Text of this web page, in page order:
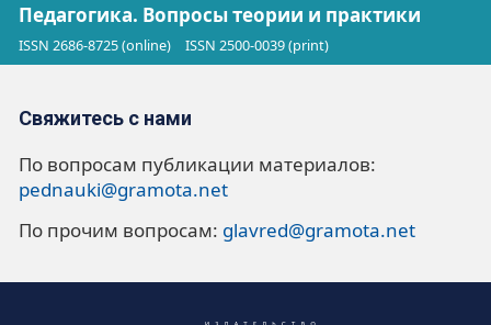
Педагогика. Вопросы теории и практики
ISSN 2686-8725 (online) ISSN 2500-0039 (print)
Свяжитесь с нами
По вопросам публикации материалов:
pednauki@gramota.net
По прочим вопросам: glavred@gramota.net